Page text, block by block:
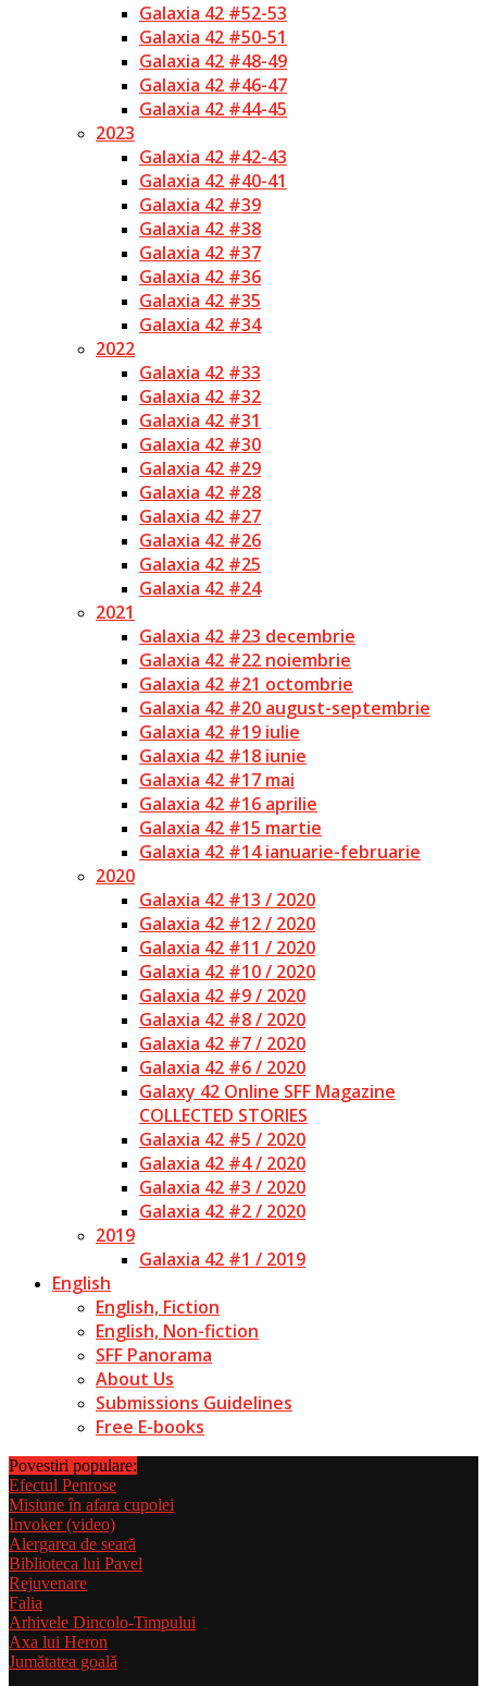
Galaxia 42 #52-53
Galaxia 42 #50-51
Galaxia 42 #48-49
Galaxia 42 #46-47
Galaxia 42 #44-45
2023
Galaxia 42 #42-43
Galaxia 42 #40-41
Galaxia 42 #39
Galaxia 42 #38
Galaxia 42 #37
Galaxia 42 #36
Galaxia 42 #35
Galaxia 42 #34
2022
Galaxia 42 #33
Galaxia 42 #32
Galaxia 42 #31
Galaxia 42 #30
Galaxia 42 #29
Galaxia 42 #28
Galaxia 42 #27
Galaxia 42 #26
Galaxia 42 #25
Galaxia 42 #24
2021
Galaxia 42 #23 decembrie
Galaxia 42 #22 noiembrie
Galaxia 42 #21 octombrie
Galaxia 42 #20 august-septembrie
Galaxia 42 #19 iulie
Galaxia 42 #18 iunie
Galaxia 42 #17 mai
Galaxia 42 #16 aprilie
Galaxia 42 #15 martie
Galaxia 42 #14 ianuarie-februarie
2020
Galaxia 42 #13 / 2020
Galaxia 42 #12 / 2020
Galaxia 42 #11 / 2020
Galaxia 42 #10 / 2020
Galaxia 42 #9 / 2020
Galaxia 42 #8 / 2020
Galaxia 42 #7 / 2020
Galaxia 42 #6 / 2020
Galaxy 42 Online SFF Magazine
COLLECTED STORIES
Galaxia 42 #5 / 2020
Galaxia 42 #4 / 2020
Galaxia 42 #3 / 2020
Galaxia 42 #2 / 2020
2019
Galaxia 42 #1 / 2019
English
English, Fiction
English, Non-fiction
SFF Panorama
About Us
Submissions Guidelines
Free E-books
Povestiri populare:
Efectul Penrose
Misiune în afara cupolei
Invoker (video)
Alergarea de seară
Biblioteca lui Pavel
Rejuvenare
Falia
Arhivele Dincolo-Timpului
Axa lui Heron
Jumătatea goală